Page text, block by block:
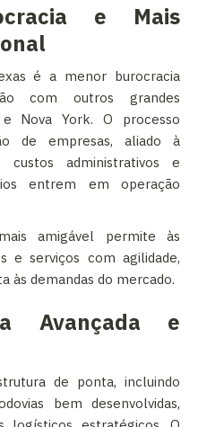
e Mais
é a menor burocracia
com outros grandes
Nova York. O processo
de empresas, aliado à
custos administrativos e
entrem em operação
amigável permite às
e serviços com agilidade,
às demandas do mercado.
Avançada e
de ponta, incluindo
bem desenvolvidas,